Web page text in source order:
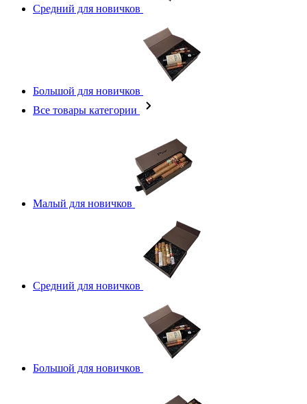
Средний для новичков
Большой для новичков
Все товары категории
Малый для новичков
Средний для новичков
Большой для новичков